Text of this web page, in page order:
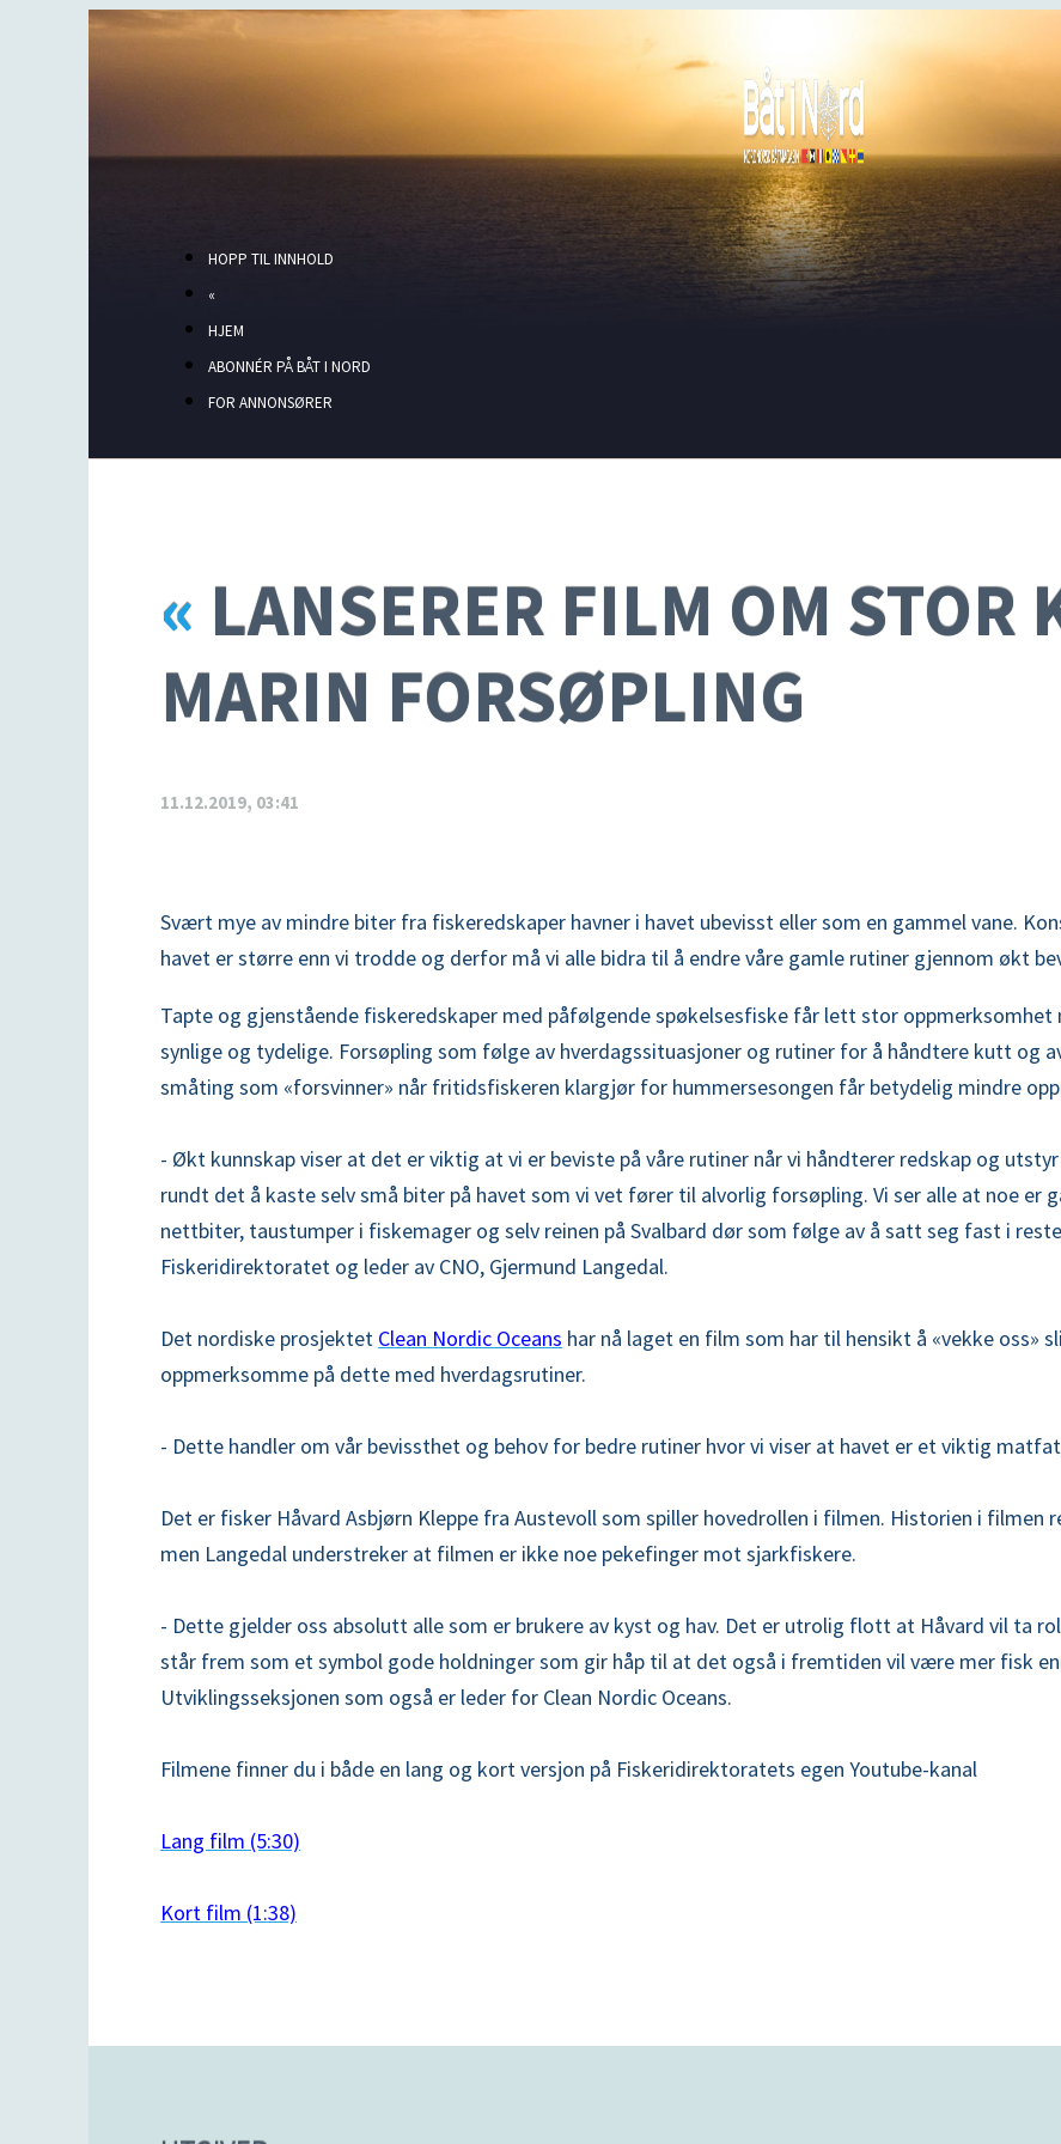
HOPP TIL INNHOLD
«
HJEM
ABONNÉR PÅ BÅT I NORD
FOR ANNONSØRER
« LANSERER FILM OM STOR
MARIN FORSØPLING
11.12.2019, 03:41
Svært mye av mindre biter fra fiskeredskaper havner i havet ubevisst eller som en gammel vane.
havet er større enn vi trodde og derfor må vi alle bidra til å endre våre gamle rutiner gjennom økt
Tapte og gjenstående fiskeredskaper med påfølgende spøkelsesfiske får lett stor oppmerksomhet
synlige og tydelige. Forsøpling som følge av hverdagssituasjoner og rutiner for å håndtere kutt og
småting som «forsvinner» når fritidsfiskeren klargjør for hummersesongen får betydelig mindre
- Økt kunnskap viser at det er viktig at vi er beviste på våre rutiner når vi håndterer redskap og
rundt det å kaste selv små biter på havet som vi vet fører til alvorlig forsøpling. Vi ser alle at noe er
nettbiter, taustumper i fiskemager og selv reinen på Svalbard dør som følge av å satt seg fast i
Fiskeridirektoratet og leder av CNO, Gjermund Langedal.
Det nordiske prosjektet Clean Nordic Oceans har nå laget en film som har til hensikt å «vekke oss»
oppmerksomme på dette med hverdagsrutiner.
- Dette handler om vår bevissthet og behov for bedre rutiner hvor vi viser at havet er et viktig
Det er fisker Håvard Asbjørn Kleppe fra Austevoll som spiller hovedrollen i filmen. Historien i
men Langedal understreker at filmen er ikke noe pekefinger mot sjarkfiskere.
- Dette gjelder oss absolutt alle som er brukere av kyst og hav. Det er utrolig flott at Håvard vil ta
står frem som et symbol gode holdninger som gir håp til at det også i fremtiden vil være mer fisk
Utviklingsseksjonen som også er leder for Clean Nordic Oceans.
Filmene finner du i både en lang og kort versjon på Fiskeridirektoratets egen Youtube-kanal
Lang film (5:30)
Kort film (1:38)